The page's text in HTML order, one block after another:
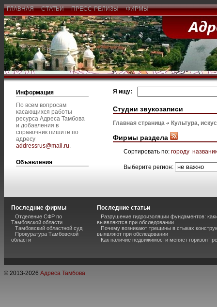
ГЛАВНАЯ СТАТЬИ ПРЕСС-РЕЛИЗЫ ФИРМЫ
Информация
По всем вопросам
касающихся работы
ресурса Адреса Тамбова
и добавления в
справочник пишите по
адресу
addressrus@mail.ru.
Объявления
Я ищу:
Студии звукозаписи
Главная страница Культура,
Фирмы раздела
Сортировать по: городу
Выберите регион:
Последние фирмы
Отделение СФР по
Тамбовской области
Тамбовский областной суд
Прокуратура Тамбовской
области
Последние статьи
Разрушение гидроизоляции фундаментов:
выявляются при обследовании
Почему возникают трещины в стыках
выявляют при обследовании
Как наличие недвижимости меняет горизонт
© 2013-2026 Адреса Тамбова